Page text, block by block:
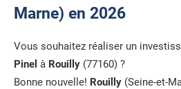
Marne) en 2026
Vous souhaitez réaliser un
Pinel à Rouilly (77160) ?
Bonne nouvelle! Rouilly (Seine-et-